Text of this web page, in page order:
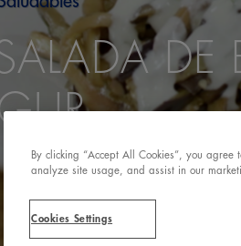
DE
By clicking “Accept All Cookies”, you agree
analyze site usage, and assist in our
Cookies Settings